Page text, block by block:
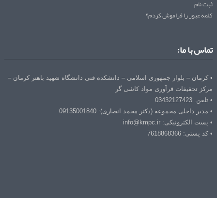
ثبت نام
کلمه عبور را فراموش کردم؟
تماس با ما:
• کرمان – بلوار جمهوری اسلامی – دانشکده فنی دانشگاه شهید باهنر کرمان –
مرکز تحقیقات فرآوری مواد کاشی گر
• تلفن: 03432127423
• مدیر داخلی مجموعه (دکتر محمد انصاری): 09135001840
• پست الکترونیکی: info@kmpc.ir
• کد پستی: 7618868366